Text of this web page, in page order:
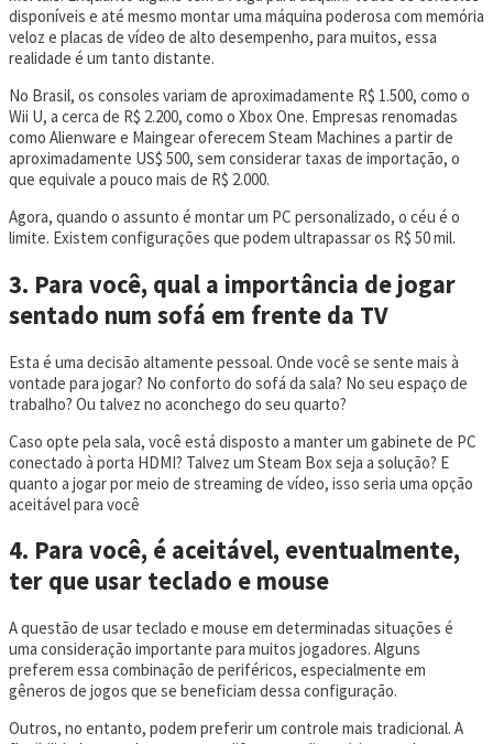
disponíveis e até mesmo montar uma máquina poderosa com memória
veloz e placas de vídeo de alto desempenho, para muitos, essa
realidade é um tanto distante.
No Brasil, os consoles variam de aproximadamente R$ 1.500, como o
Wii U, a cerca de R$ 2.200, como o Xbox One. Empresas renomadas
como Alienware e Maingear oferecem Steam Machines a partir de
aproximadamente US$ 500, sem considerar taxas de importação, o
que equivale a pouco mais de R$ 2.000.
Agora, quando o assunto é montar um PC personalizado, o céu é o
limite. Existem configurações que podem ultrapassar os R$ 50 mil.
3. Para você, qual a importância de jogar
sentado num sofá em frente da TV
Esta é uma decisão altamente pessoal. Onde você se sente mais à
vontade para jogar? No conforto do sofá da sala? No seu espaço de
trabalho? Ou talvez no aconchego do seu quarto?
Caso opte pela sala, você está disposto a manter um gabinete de PC
conectado à porta HDMI? Talvez um Steam Box seja a solução? E
quanto a jogar por meio de streaming de vídeo, isso seria uma opção
aceitável para você
4. Para você, é aceitável, eventualmente,
ter que usar teclado e mouse
A questão de usar teclado e mouse em determinadas situações é
uma consideração importante para muitos jogadores. Alguns
preferem essa combinação de periféricos, especialmente em
gêneros de jogos que se beneficiam dessa configuração.
Outros, no entanto, podem preferir um controle mais tradicional. A